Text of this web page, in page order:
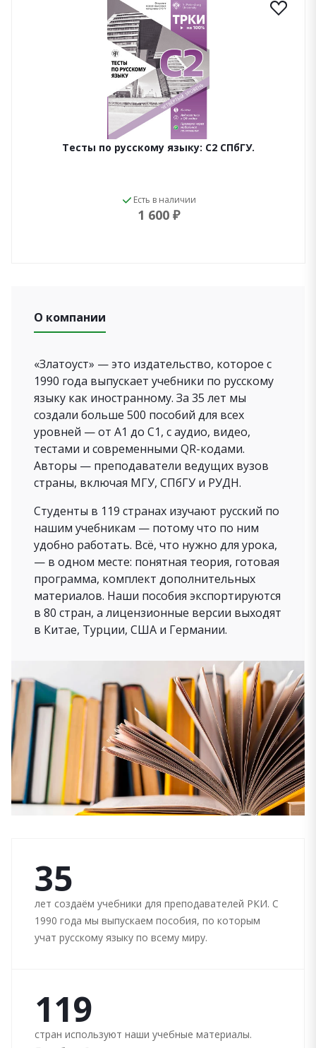
Тесты по русскому языку: С2 СПбГУ.
Есть в наличии
1 600 ₽
О компании
«Златоуст» — это издательство, которое с
1990 года выпускает учебники по русскому
языку как иностранному. За 35 лет мы
создали больше 500 пособий для всех
уровней — от А1 до С1, с аудио, видео,
тестами и современными QR-кодами.
Авторы — преподаватели ведущих вузов
страны, включая МГУ, СПбГУ и РУДН.
Студенты в 119 странах изучают русский по
нашим учебникам — потому что по ним
удобно работать. Всё, что нужно для урока,
— в одном месте: понятная теория, готовая
программа, комплект дополнительных
материалов. Наши пособия экспортируются
в 80 стран, а лицензионные версии выходят
в Китае, Турции, США и Германии.
35
лет создаём учебники для преподавателей РКИ. С
1990 года мы выпускаем пособия, по которым
учат русскому языку по всему миру.
119
стран используют наши учебные материалы.